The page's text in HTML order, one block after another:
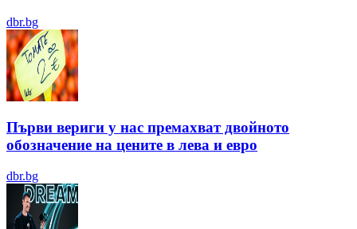
dbr.bg
Първи вериги у нас премахват двойното
обозначение на цените в лева и евро
dbr.bg